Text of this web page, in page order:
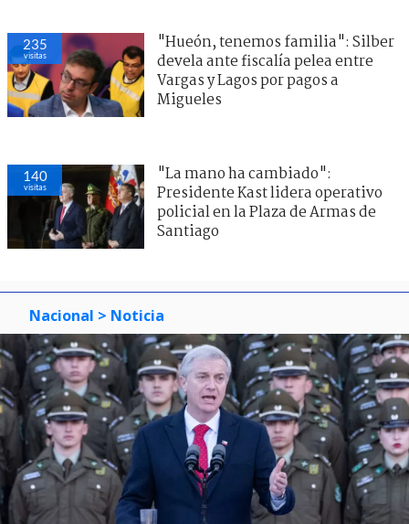
235
visitas
"Hueón, tenemos familia": Silber
devela ante fiscalía pelea entre
Vargas y Lagos por pagos a
Migueles
140
visitas
"La mano ha cambiado":
Presidente Kast lidera operativo
policial en la Plaza de Armas de
Santiago
Nacional > Noticia